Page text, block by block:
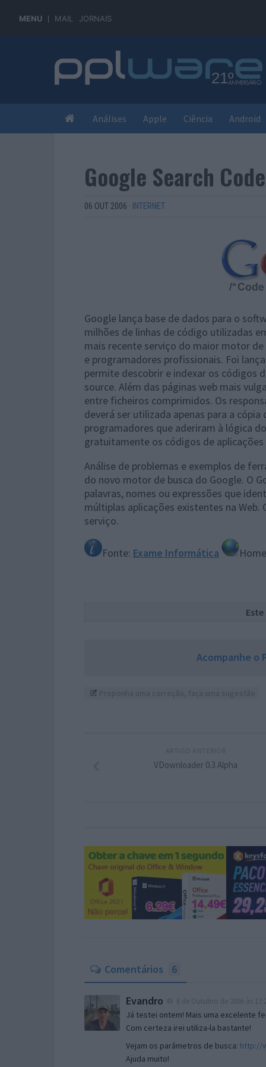
MENU MAIL JORNAIS
Análises Apple Ciência Android
Google Search
06 OUT 2006 · INTERNET
Google lança base de dados para o
milhões de linhas de código utilizadas
mais recente serviço do maior motor
e programadores profissionais. Foi
permite descobrir e indexar os códigos
source. Além das páginas web mais
entre ficheiros comprimidos. Os
deverá ser utilizada apenas para a
programadores que aderiram à lógica
gratuitamente os códigos de
Análise de problemas e exemplos de
do novo motor de busca do Google. O
palavras, nomes ou expressões que
múltiplas aplicações existentes na
serviço.
Fonte: Exame Informática
Acompanhe o
VDownloader 0.3 Alpha
Comentários 6
Evandro
Já testei ontem! Mais uma excelente
Com certeza irei utiliza-la bastante!
Vejam os parâmetros de busca: http://
Ajuda muito!